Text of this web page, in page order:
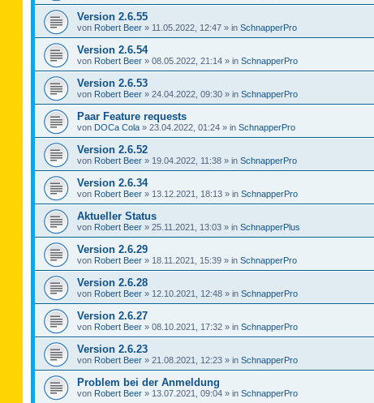
Version 2.6.55
von Robert Beer » 11.05.2022, 12:47 » in SchnapperPro
Version 2.6.54
von Robert Beer » 08.05.2022, 21:14 » in SchnapperPro
Version 2.6.53
von Robert Beer » 24.04.2022, 09:30 » in SchnapperPro
Paar Feature requests
von DOCa Cola » 23.04.2022, 01:24 » in SchnapperPro
Version 2.6.52
von Robert Beer » 19.04.2022, 11:38 » in SchnapperPro
Version 2.6.34
von Robert Beer » 13.12.2021, 18:13 » in SchnapperPro
Aktueller Status
von Robert Beer » 25.11.2021, 13:03 » in SchnapperPlus
Version 2.6.29
von Robert Beer » 18.11.2021, 15:39 » in SchnapperPro
Version 2.6.28
von Robert Beer » 12.10.2021, 12:48 » in SchnapperPro
Version 2.6.27
von Robert Beer » 08.10.2021, 17:32 » in SchnapperPro
Version 2.6.23
von Robert Beer » 21.08.2021, 12:23 » in SchnapperPro
Problem bei der Anmeldung
von Robert Beer » 13.07.2021, 09:04 » in SchnapperPro